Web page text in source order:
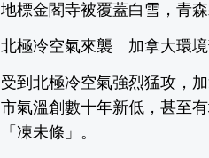
地標金閣寺被覆蓋白雪，青
北極冷空氣來襲 加拿大環境
受到北極冷空氣強烈猛攻，
市氣溫創數十年新低，甚至
「凍未條」。